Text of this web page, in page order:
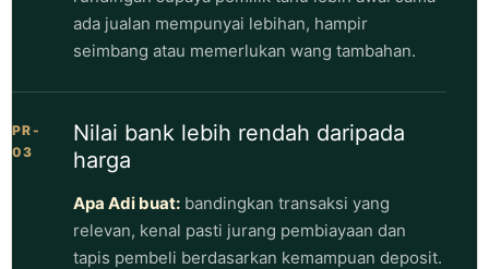
ada jualan mempunyai lebihan, hampir
seimbang atau memerlukan wang tambahan.
PR-
03
Nilai bank lebih rendah daripada
harga
Apa Adi buat: bandingkan transaksi yang
relevan, kenal pasti jurang pembiayaan dan
tapis pembeli berdasarkan kemampuan deposit.